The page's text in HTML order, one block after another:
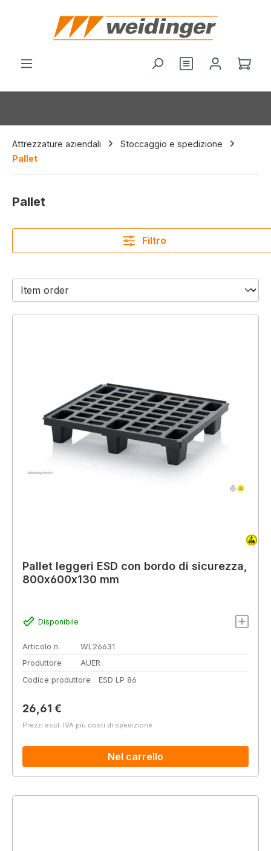
principale
Hai 0 articoliIl
Attrezzature aziendali
Stoccaggio e spedizione
Pallet
Pallet
Filtro
Pallet leggeri ESD con bordo di sicurezza,
800x600x130 mm
Disponibile
Articolo n.
WL26631
Produttore
AUER
Codice produttore
ESD LP 86
Prezzo normale:
26,61 €
Prezzi escl. IVA più costi di spedizione
Nel carrello